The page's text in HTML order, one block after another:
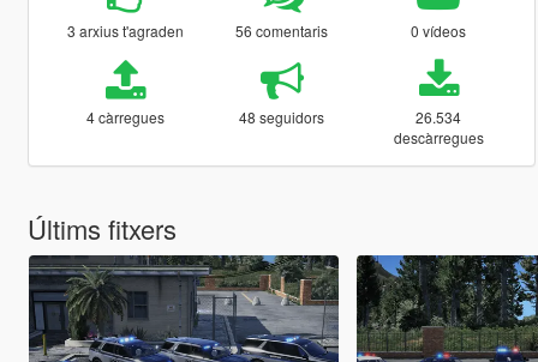
3 arxius t'agraden 56 comentaris 0 vídeos
4 càrregues 48 seguidors
26.534
descàrregues
Últims fitxers